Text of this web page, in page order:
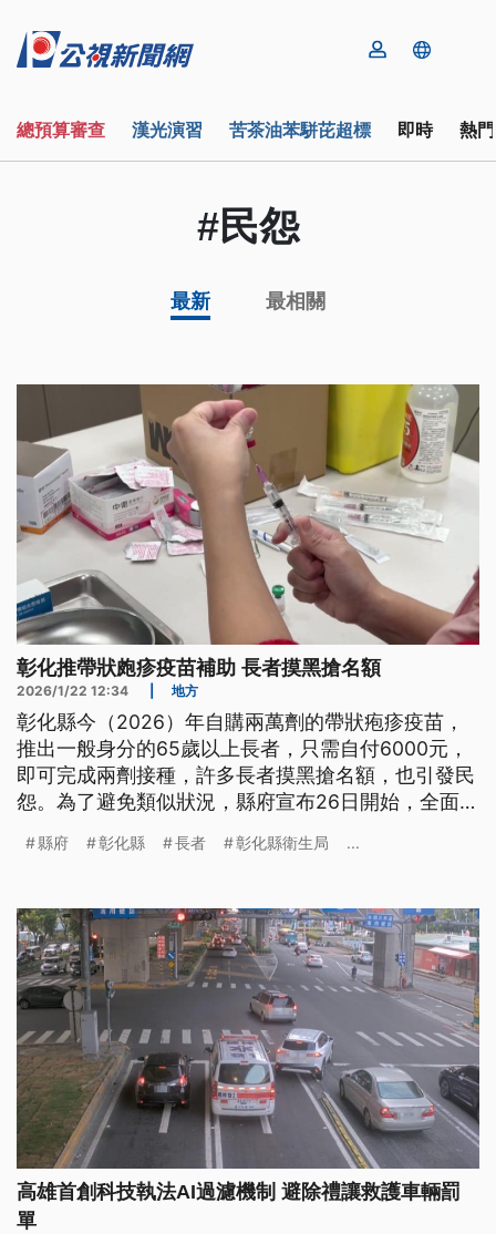
總預算審查 漢光演習 苦茶油苯駢芘超標 即時 熱
#民怨
最新 最相關
彰化推帶狀皰疹疫苗補助 長者摸黑搶名額
2026/1/22 12:34 地方
彰化縣今（2026）年自購兩萬劑的帶狀疱疹疫苗，
推出一般身分的65歲以上長者，只需自付6000元，
即可完成兩劑接種，許多長者摸黑搶名額，也引發民
怨。為了避免類似狀況，縣府宣布26日開始，全面開
怨。
縣府 彰化縣 長者 彰化縣衛生局 ...
高雄首創科技執法AI過濾機制 避除禮讓救護車輛罰
單